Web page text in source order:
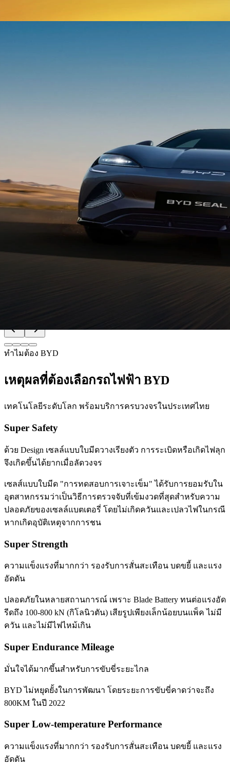
ทำไมต้อง BYD
เหตุผลที่ต้องเลือกรถไฟฟ้า BYD
เทคโนโลยีระดับโลก พร้อมบริการครบวงจรในประเทศไทย
Super Safety
ด้วย Design เซลล์แบบใบมีดวางเรียงตัว การระเบิดหรือเกิดไฟลุก
จึงเกิดขึ้นได้ยากเมื่อลัดวงจร
เซลส์แบบใบมีด "การทดสอบการเจาะเข็ม" ได้รับการยอมรับใน
อุตสาหกรรมว่าเป็นวิธีการตรวจจับที่เข้มงวดที่สุดสำหรับความ
ปลอดภัยของเซลล์แบตเตอรี่ โดยไม่เกิดควันและเปลวไฟในกรณี
หากเกิดอุบัติเหตุจากการชน
Super Strength
ความแข็งแรงที่มากกว่า รองรับการสั่นสะเทือน บดขยี้ และแรง
อัดดัน
ปลอดภัยในหลายสถานการณ์ เพราะ Blade Battery ทนต่อแรงอัด
รีดถึง 100-800 kN (กิโลนิวตัน) เสียรูปเพียงเล็กน้อยบนแพ็ค ไม่มี
ควัน และไม่มีไฟไหม้เกิน
Super Endurance Mileage
มั่นใจได้มากขึ้นสำหรับการขับขี่ระยะไกล
BYD ไม่หยุดยั้งในการพัฒนา โดยระยะการขับขี่คาดว่าจะถึง
800KM ในปี 2022
Super Low-temperature Performance
ความแข็งแรงที่มากกว่า รองรับการสั่นสะเทือน บดขยี้ และแรง
อัดดัน